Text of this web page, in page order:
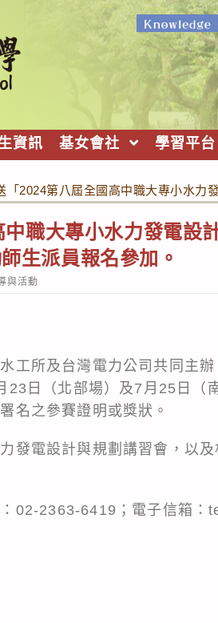
資訊 基女會社 學習平台
「2024第八屆全國高中職大專小水力
職大專小水力發電設
生派員報名參加。
與活動
工所及台灣電力公司共同主
23日（北部場）及7月25日（
名之參賽證明或獎狀。
發電設計與規劃講習會，以
02-2363-6419；電子信箱：